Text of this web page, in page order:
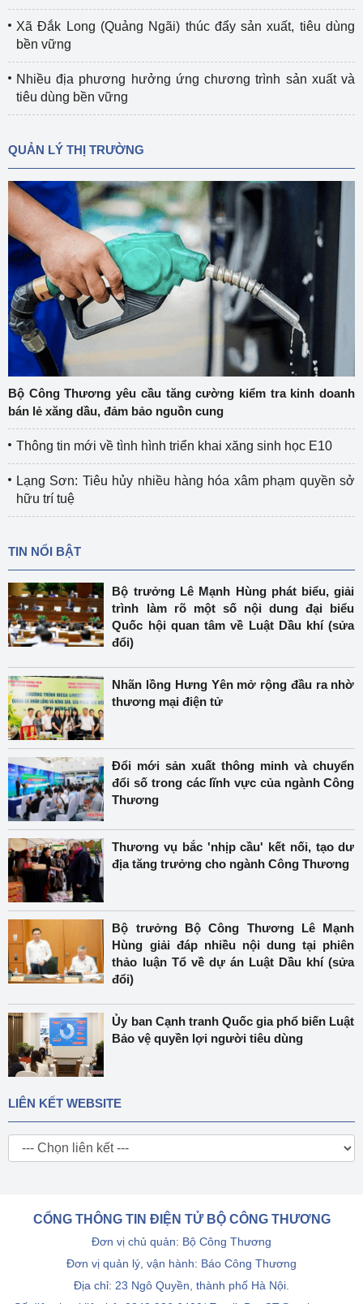
Xã Đắk Long (Quảng Ngãi) thúc đẩy sản xuất, tiêu dùng
bền vững
Nhiều địa phương hưởng ứng chương trình sản xuất và
tiêu dùng bền vững
QUẢN LÝ THỊ TRƯỜNG
Bộ Công Thương yêu cầu tăng cường kiểm tra kinh doanh
bán lẻ xăng dầu, đảm bảo nguồn cung
Thông tin mới về tình hình triển khai xăng sinh học E10
Lạng Sơn: Tiêu hủy nhiều hàng hóa xâm phạm quyền sở
hữu trí tuệ
TIN NỔI BẬT
Bộ trưởng Lê Mạnh Hùng phát biểu, giải
trình làm rõ một số nội dung đại biểu
Quốc hội quan tâm về Luật Dầu khí (sửa
đổi)
Nhãn lồng Hưng Yên mở rộng đầu ra nhờ
thương mại điện tử
Đổi mới sản xuất thông minh và chuyển
đổi số trong các lĩnh vực của ngành Công
Thương
Thương vụ bắc 'nhịp cầu' kết nối, tạo dư
địa tăng trưởng cho ngành Công Thương
Bộ trưởng Bộ Công Thương Lê Mạnh
Hùng giải đáp nhiều nội dung tại phiên
thảo luận Tổ về dự án Luật Dầu khí (sửa
đổi)
Ủy ban Cạnh tranh Quốc gia phổ biến Luật
Bảo vệ quyền lợi người tiêu dùng
LIÊN KẾT WEBSITE
CỔNG THÔNG TIN ĐIỆN TỬ BỘ CÔNG THƯƠNG
Đơn vị chủ quản: Bộ Công Thương
Đơn vị quản lý, vận hành: Báo Công Thương
Địa chỉ: 23 Ngô Quyền, thành phố Hà Nội.